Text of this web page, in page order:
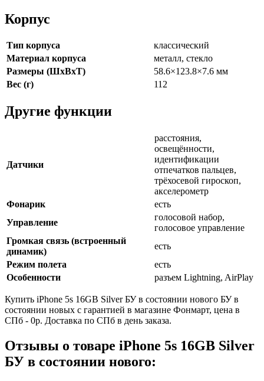
Корпус
Тип корпуса
классический
Материал корпуса
металл, стекло
Размеры (ШxВxТ)
58.6×123.8×7.6 мм
Вес (г)
112
Другие функции
Датчики
расстояния,
освещённости,
идентификации
отпечатков пальцев,
трёхосевой гироскоп,
акселерометр
Фонарик
есть
Управление
голосовой набор,
голосовое управление
Громкая связь (встроенный
динамик)
есть
Режим полета
есть
Особенности
разъем Lightning, AirPlay
Купить iPhone 5s 16GB Silver БУ в состоянии нового БУ в
состоянии новых с гарантией в магазине Фонмарт, цена в
СПб - 0р. Доставка по СПб в день заказа.
Отзывы о товаре iPhone 5s 16GB Silver
БУ в состоянии нового: